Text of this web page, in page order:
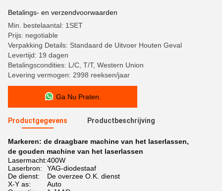
Betalings- en verzendvoorwaarden
Min. bestelaantal: 1SET
Prijs: negotiable
Verpakking Details: Standaard de Uitvoer Houten Geval
Levertijd: 19 dagen
Betalingscondities: L/C, T/T, Western Union
Levering vermogen: 2998 reeksen/jaar
Ga Nu Praten.
Productgegevens Productbeschrijving
Markeren: de draagbare machine van het laserlassen,
de gouden machine van het laserlassen
Lasermacht:400W
Laserbron:
YAG-diodestaaf
De dienst:
De overzee O.K. dienst
X-Y as:
Auto